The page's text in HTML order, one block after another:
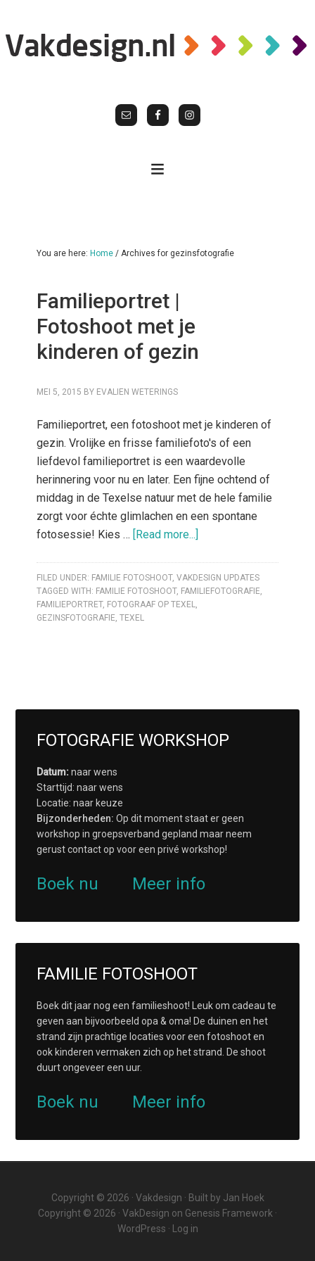
You are here: Home / Archives for gezinsfotografie
Familieportret |
Fotoshoot met je
kinderen of gezin
MEI 5, 2015 BY EVALIEN WETERINGS
Familieportret, een fotoshoot met je kinderen of
gezin. Vrolijke en frisse familiefoto's of een
liefdevol familieportret is een waardevolle
herinnering voor nu en later. Een fijne ochtend of
middag in de Texelse natuur met de hele familie
zorgt voor échte glimlachen en een spontane
fotosessie! Kies … [Read more...]
FILED UNDER: FAMILIE FOTOSHOOT,VAKDESIGN UPDATES
TAGGED WITH: FAMILIE FOTOSHOOT, FAMILIEFOTOGRAFIE,
FAMILIEPORTRET, FOTOGRAAF OP TEXEL,
GEZINSFOTOGRAFIE,TEXEL
FOTOGRAFIE WORKSHOP
Datum:naar wens
Starttijd: naar wens
Locatie: naar keuze
Bijzonderheden: Op dit moment staat er geen
workshop in groepsverband gepland maar neem
gerust contact op voor een privé workshop!
Boek nu Meer info
FAMILIE FOTOSHOOT
Boek dit jaar nog een familieshoot! Leuk om cadeau te
geven aan bijvoorbeeld opa & oma! De duinen en het
strand zijn prachtige locaties voor een fotoshoot en
ook kinderen vermaken zich op het strand. De shoot
duurt ongeveer een uur.
Boek nu Meer info
Copyright © 2026 · Vakdesign · Built by Jan Hoek
Copyright © 2026 · VakDesign on Genesis Framework ·
WordPress · Log in